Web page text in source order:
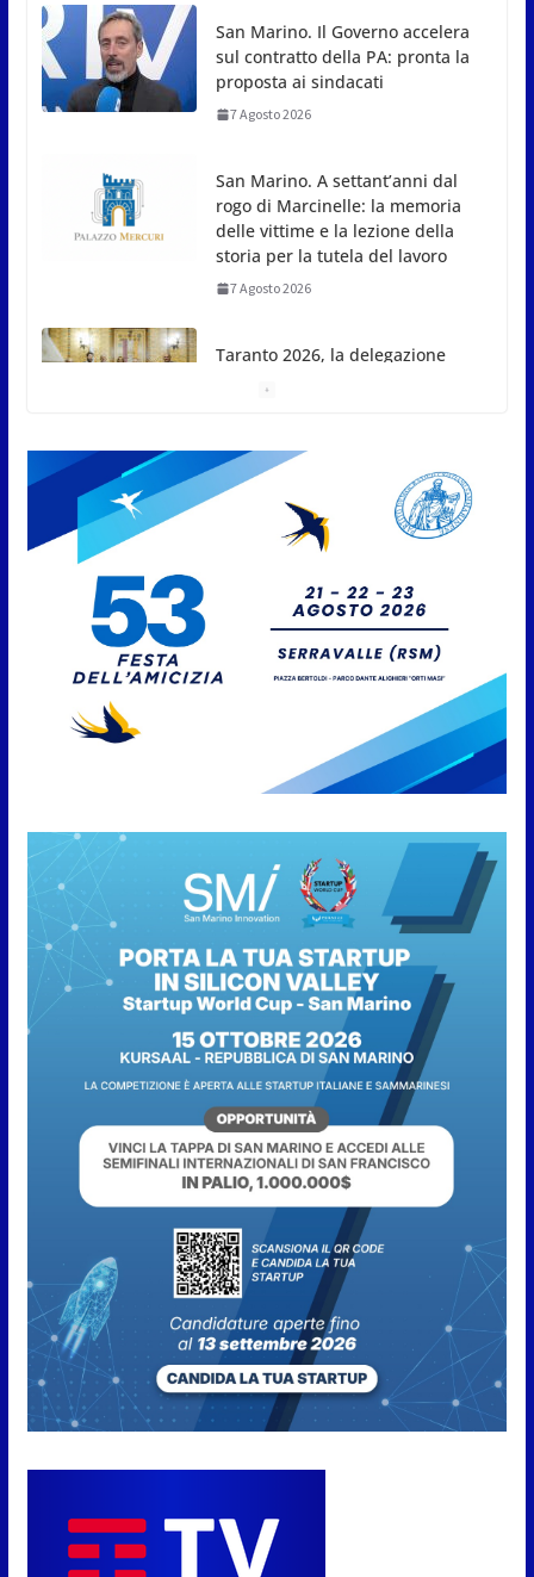
San Marino. Il Governo accelera
sul contratto della PA: pronta la
proposta ai sindacati
7 Agosto 2026
San Marino. A settant’anni dal
rogo di Marcinelle: la memoria
delle vittime e la lezione della
storia per la tutela del lavoro
7 Agosto 2026
Taranto 2026, la delegazione
portabandiera
7 Agosto 2026
L’Associazione Frontalieri Italia
l’Ambasciatore Colaceci per un
confronto su diritti e
discriminazioni a scapito dei
lavoratori
San Marino. L’ordinanza sul
preventiva, non ci sono carenze
idriche al momento, ma il
risparmio è sempre buona
norma